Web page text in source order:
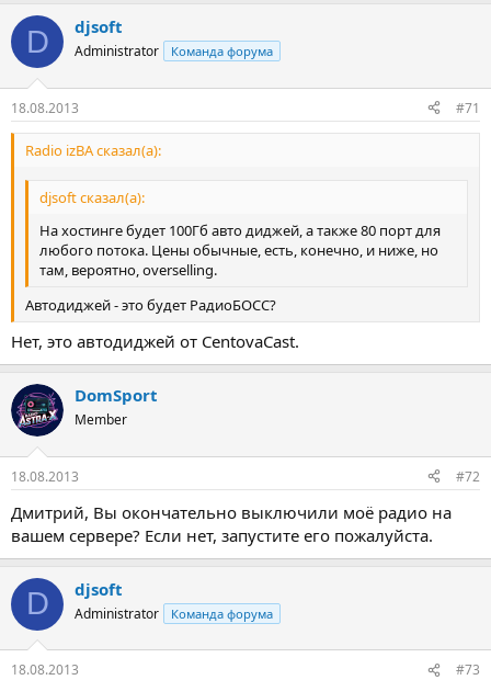
D djsoft
Administrator Команда форума
18.08.2013 #71
Radio izBA сказал(а):
djsoft сказал(а):
На хостинге будет 100Гб авто диджей, а также 80 порт для
любого потока. Цены обычные, есть, конечно, и ниже, но
там, вероятно, overselling.
Автодиджей - это будет РадиоБОСС?
Нет, это автодиджей от CentovaCast.
DomSport
Member
18.08.2013 #72
Дмитрий, Вы окончательно выключили моё радио на
вашем сервере? Если нет, запустите его пожалуйста.
D djsoft
Administrator Команда форума
18.08.2013 #73